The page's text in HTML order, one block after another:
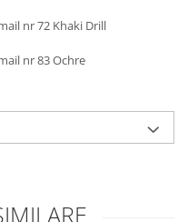
nr 72 Khaki Drill
nr 83 Ochre